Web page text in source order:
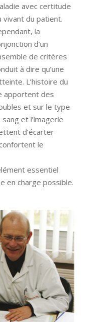
avec certitude
vivant du patient.
la
d’un
de critères
à dire qu’une
L’histoire du
apportent des
et sur le type
et l’imagerie
d’écarter
le
essentiel
en charge possible.